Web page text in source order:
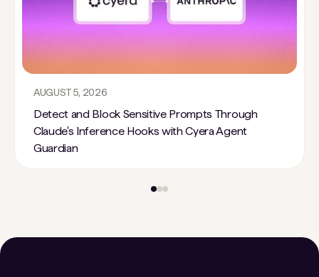
AUGUST 5, 2026
Detect and Block Sensitive Prompts Through
Claude's Inference Hooks with Cyera Agent
Guardian